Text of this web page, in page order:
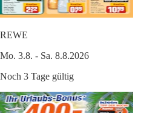
REWE
Mo. 3.8. - Sa. 8.8.2026
Noch 3 Tage gültig